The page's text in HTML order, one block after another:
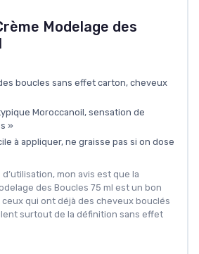
Modelage des
boucles sans effet carton, cheveux
Moroccanoil, sensation de
»
à appliquer, ne graisse pas si on dose
mon avis est que la
des Boucles 75 ml est un bon
qui ont déjà des cheveux bouclés
surtout de la définition sans effet